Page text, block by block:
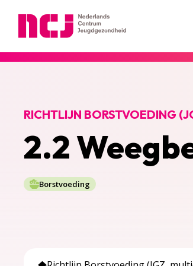
2.2
RICHTLIJN BORSTVOEDING
Borstvoeding